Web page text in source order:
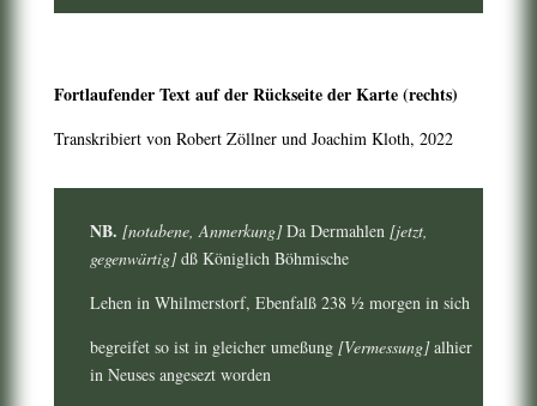
Fortlaufender Text auf der Rückseite der Karte (rechts)
Transkribiert von Robert Zöllner und Joachim Kloth, 2022
NB. [notabene, Anmerkung]Da Dermahlen [jetzt,
gegenwärtig]dß Königlich Böhmische
Lehen in Whilmerstorf, Ebenfalß 238 ½ morgen in sich
begreifet so ist in gleicher umeßung [Vermessung]alhier
in Neuses angesezt worden